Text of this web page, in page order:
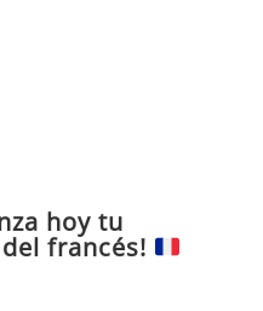
hoy tu
francés!